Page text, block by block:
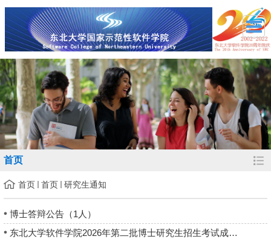
首页
首页 首页 研究生通知
博士答辩公告（1人）
东北大学软件学院2026年第二批博士研究生招生考试成绩公布